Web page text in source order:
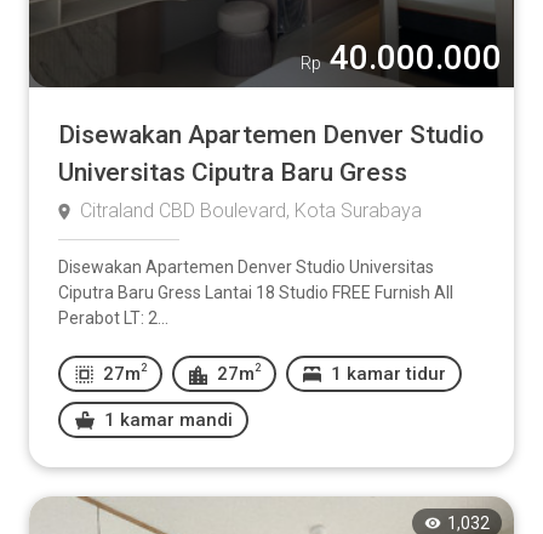
Rp 40.000.000
Disewakan Apartemen Denver Studio
Universitas Ciputra Baru Gress
Citraland CBD Boulevard, Kota Surabaya
Disewakan Apartemen Denver Studio Universitas
Ciputra Baru Gress Lantai 18 Studio FREE Furnish All
Perabot LT: 2...
27m 2 27m 2 1 kamar tidur
1 kamar mandi
1,032